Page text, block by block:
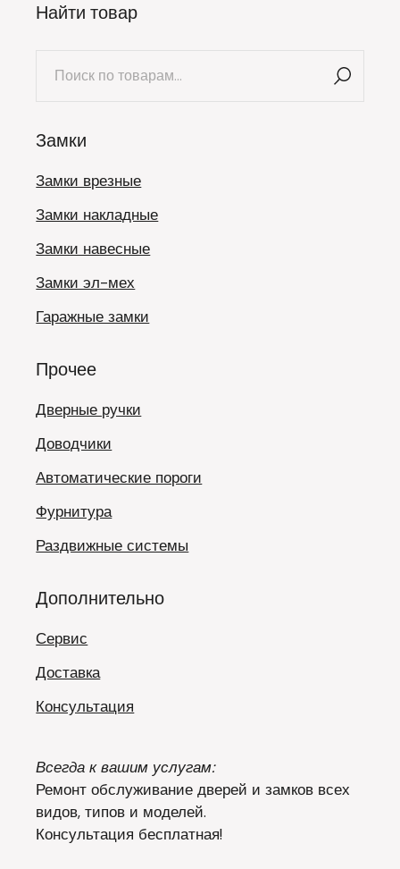
Найти товар
Замки
Замки врезные
Замки накладные
Замки навесные
Замки эл-мех
Гаражные замки
Прочее
Дверные ручки
Доводчики
Автоматические пороги
Фурнитура
Раздвижные системы
Дополнительно
Сервис
Доставка
Консультация
Всегда к вашим услугам:
Ремонт обслуживание дверей и замков всех
видов, типов и моделей.
Консультация бесплатная!